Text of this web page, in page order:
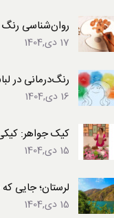
روان‌شناسی
17 دی,1404
رنگ‌درمانی در
16 دی,1404
کیک جواهر: کیکی خاص
15 دی,1404
لرستان؛ جایی
15 دی,1404